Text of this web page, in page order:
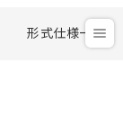
形式仕様一覧